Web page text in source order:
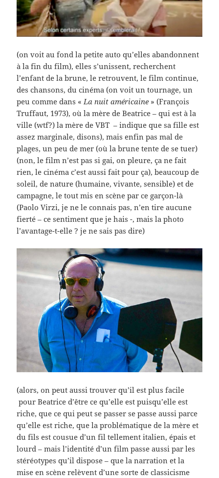
(on voit au fond la petite auto qu’elles abandonnent
à la fin du film), elles s’unissent, recherchent
l’enfant de la brune, le retrouvent, le film continue,
des chansons, du cinéma (on voit un tournage, un
peu comme dans «La nuit américaine » (François
Truffaut, 1973), où la mère de Beatrice – qui est à la
ville (wtf?) la mère de VBT – indique que sa fille est
assez marginale, disons), mais enfin pas mal de
plages, un peu de mer (où la brune tente de se tuer)
(non, le film n’est pas si gai, on pleure, ça ne fait
rien, le cinéma c’est aussi fait pour ça), beaucoup de
soleil, de nature (humaine, vivante, sensible) et de
campagne, le tout mis en scène par ce garçon-là
(Paolo Virzi, je ne le connais pas, n’en tire aucune
fierté – ce sentiment que je hais -, mais la photo
l’avantage-t-elle ? je ne sais pas dire)
(alors, on peut aussi trouver qu’il est plus facile
pour Beatrice d’être ce qu’elle est puisqu’elle est
riche, que ce qui peut se passer se passe aussi parce
qu’elle est riche, que la problématique de la mère et
du fils est cousue d’un fil tellement italien, épais et
lourd – mais l’identité d’un film passe aussi par les
stéréotypes qu’il dispose – que la narration et la
mise en scène relèvent d’une sorte de classicisme